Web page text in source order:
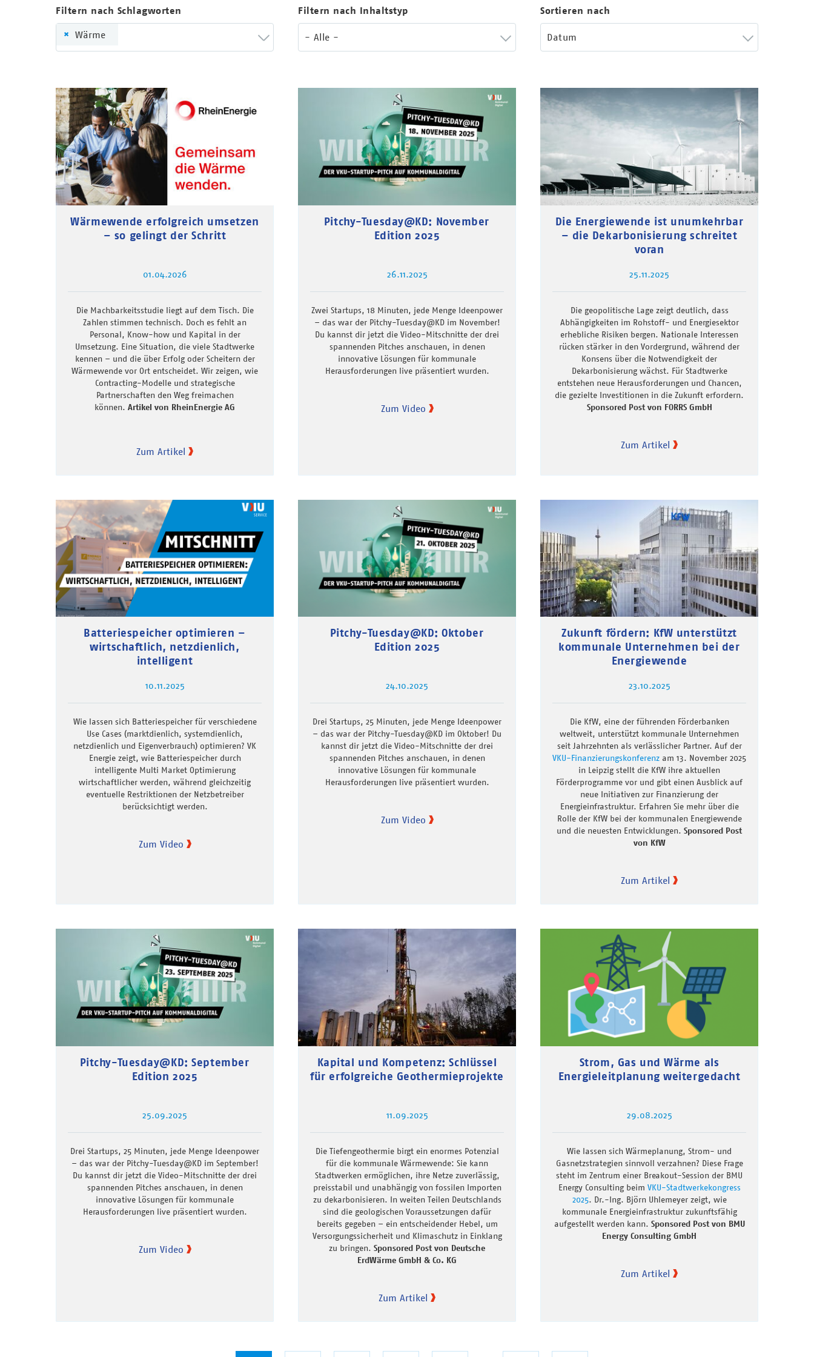
Filtern nach Schlagworten
× Wärme
Filtern nach Inhaltstyp
- Alle -
Sortieren nach
Datum
Wärmewende erfolgreich umsetzen
– so gelingt der Schritt
01.04.2026
Die Machbarkeitsstudie liegt auf dem Tisch. Die
Zahlen stimmen technisch. Doch es fehlt an
Personal, Know-how und Kapital in der
Umsetzung. Eine Situation, die viele Stadtwerke
kennen – und die über Erfolg oder Scheitern der
Wärmewende vor Ort entscheidet. Wir zeigen, wie
Contracting-Modelle und strategische
Partnerschaften den Weg freimachen
können. Artikel von RheinEnergie AG
Zum Artikel
Pitchy-Tuesday@KD: November
Edition 2025
26.11.2025
Zwei Startups, 18 Minuten, jede Menge Ideenpower
– das war der Pitchy-Tuesday@KD im November!
Du kannst dir jetzt die Video-Mitschnitte der drei
spannenden Pitches anschauen, in denen
innovative Lösungen für kommunale
Herausforderungen live präsentiert wurden.
Zum Video
Die Energiewende ist unumkehrbar
– die Dekarbonisierung schreitet
voran
25.11.2025
Die geopolitische Lage zeigt deutlich, dass
Abhängigkeiten im Rohstoff- und Energiesektor
erhebliche Risiken bergen. Nationale Interessen
rücken stärker in den Vordergrund, während der
Konsens über die Notwendigkeit der
Dekarbonisierung wächst. Für Stadtwerke
entstehen neue Herausforderungen und Chancen,
die gezielte Investitionen in die Zukunft erfordern.
Sponsored Post von FORRS GmbH
Zum Artikel
Batteriespeicher optimieren –
wirtschaftlich, netzdienlich,
intelligent
10.11.2025
Wie lassen sich Batteriespeicher für verschiedene
Use Cases (marktdienlich, systemdienlich,
netzdienlich und Eigenverbrauch) optimieren? VK
Energie zeigt, wie Batteriespeicher durch
intelligente Multi Market Optimierung
wirtschaftlicher werden, während gleichzeitig
eventuelle Restriktionen der Netzbetreiber
berücksichtigt werden.
Zum Video
Pitchy-Tuesday@KD: Oktober
Edition 2025
24.10.2025
Drei Startups, 25 Minuten, jede Menge Ideenpower
– das war der Pitchy-Tuesday@KD im Oktober! Du
kannst dir jetzt die Video-Mitschnitte der drei
spannenden Pitches anschauen, in denen
innovative Lösungen für kommunale
Herausforderungen live präsentiert wurden.
Zum Video
Zukunft fördern: KfW unterstützt
kommunale Unternehmen bei der
Energiewende
23.10.2025
Die KfW, eine der führenden Förderbanken
weltweit, unterstützt kommunale Unternehmen
seit Jahrzehnten als verlässlicher Partner. Auf der
VKU-Finanzierungskonferenz am 13. November 2025
in Leipzig stellt die KfW ihre aktuellen
Förderprogramme vor und gibt einen Ausblick auf
neue Initiativen zur Finanzierung der
Energieinfrastruktur. Erfahren Sie mehr über die
Rolle der KfW bei der kommunalen Energiewende
und die neuesten Entwicklungen. Sponsored Post
von KfW
Zum Artikel
Pitchy-Tuesday@KD: September
Edition 2025
25.09.2025
Drei Startups, 25 Minuten, jede Menge Ideenpower
– das war der Pitchy-Tuesday@KD im September!
Du kannst dir jetzt die Video-Mitschnitte der drei
spannenden Pitches anschauen, in denen
innovative Lösungen für kommunale
Herausforderungen live präsentiert wurden.
Zum Video
Kapital und Kompetenz: Schlüssel
für erfolgreiche Geothermieprojekte
11.09.2025
Die Tiefengeothermie birgt ein enormes Potenzial
für die kommunale Wärmewende: Sie kann
Stadtwerken ermöglichen, ihre Netze zuverlässig,
preisstabil und unabhängig von fossilen Importen
zu dekarbonisieren. In weiten Teilen Deutschlands
sind die geologischen Voraussetzungen dafür
bereits gegeben – ein entscheidender Hebel, um
Versorgungssicherheit und Klimaschutz in Einklang
zu bringen. Sponsored Post von Deutsche
ErdWärme GmbH & Co. KG
Zum Artikel
Strom, Gas und Wärme als
Energieleitplanung weitergedacht
29.08.2025
Wie lassen sich Wärmeplanung, Strom- und
Gasnetzstrategien sinnvoll verzahnen? Diese Frage
steht im Zentrum einer Breakout-Session der BMU
Energy Consulting beim VKU-Stadtwerkekongress
2025. Dr.-Ing. Björn Uhlemeyer zeigt, wie
kommunale Energieinfrastruktur zukunftsfähig
aufgestellt werden kann. Sponsored Post von BMU
Energy Consulting GmbH
Zum Artikel